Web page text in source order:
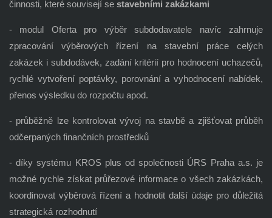
činnosti, které souvisejí se stavebními zakázkami
- modul Oferta pro výběr subdodavatele navíc zahrnuje
zpracování výběrových řízení na stavební práce celých
zakázek i subdodávek, zadání kritérií pro hodnocení uchazečů,
rychlé vytvoření poptávky, porovnání a vyhodnocení nabídek,
přenos výsledku do rozpočtu apod.
- průběžně lze kontrolovat vývoj na stavbě a zjišťovat průběh
odčerpaných finančních prostředků
- díky systému KROS plus od společnosti ÚRS Praha a.s. je
možné rychle získat průřezové informace o všech zakázkách,
koordinovat výběrová řízení a hodnotit další údaje pro důležitá
strategická rozhodnutí